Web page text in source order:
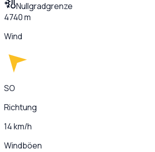
Nullgradgrenze
4740 m
Wind
SO
Richtung
14 km/h
Windböen